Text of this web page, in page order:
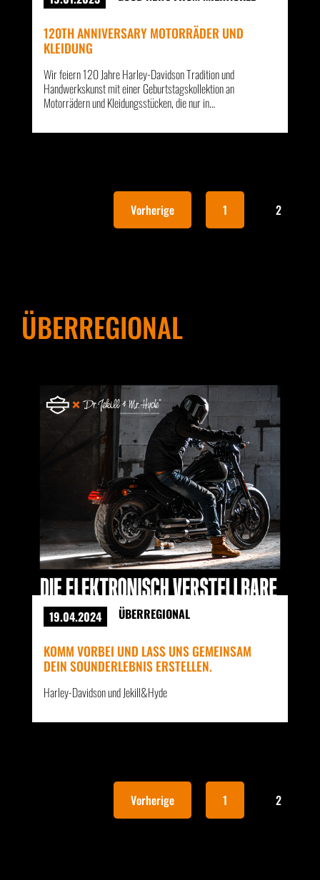
120TH ANNIVERSARY MOTORRÄDER UND
KLEIDUNG
Wir feiern 120 Jahre Harley-Davidson Tradition und
Handwerkskunst mit einer Geburtstagskollektion an
Motorrädern und Kleidungsstücken, die nur in…
Vorherige 1 2
ÜBERREGIONAL
19.04.2024 ÜBERREGIONAL
KOMM VORBEI UND LASS UNS GEMEINSAM
DEIN SOUNDERLEBNIS ERSTELLEN.
Harley-Davidson und Jekill&Hyde
Vorherige 1 2